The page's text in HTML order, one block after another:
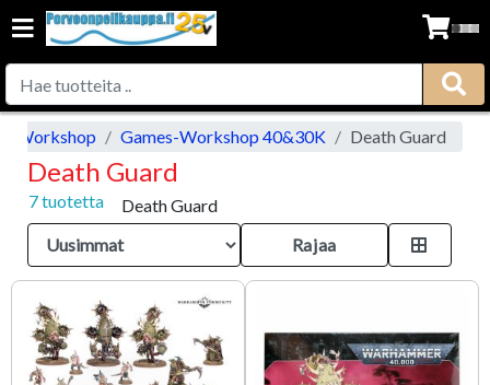
Workshop Games-Workshop 40&30K Death Guard
Death Guard
7 tuotetta
Death Guard
Rajaa